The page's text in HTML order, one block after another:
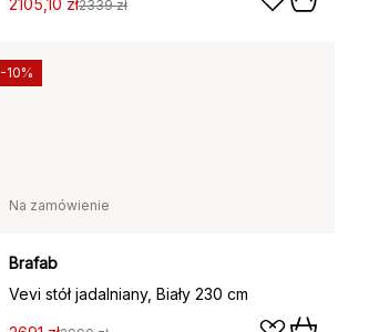
2105,10 zł2339 zł
Na zamówienie
Brafab
Vevi stół jadalniany, Biały 230 cm
-10%